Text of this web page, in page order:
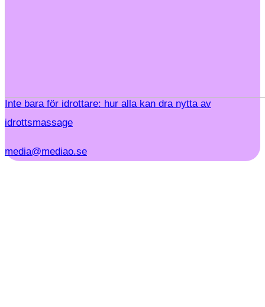
Inte bara för idrottare: hur alla kan dra nytta av
idrottsmassage
media@mediao.se